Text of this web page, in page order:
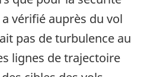
vérifié auprès du vol
pas de turbulence au
lignes de trajectoire